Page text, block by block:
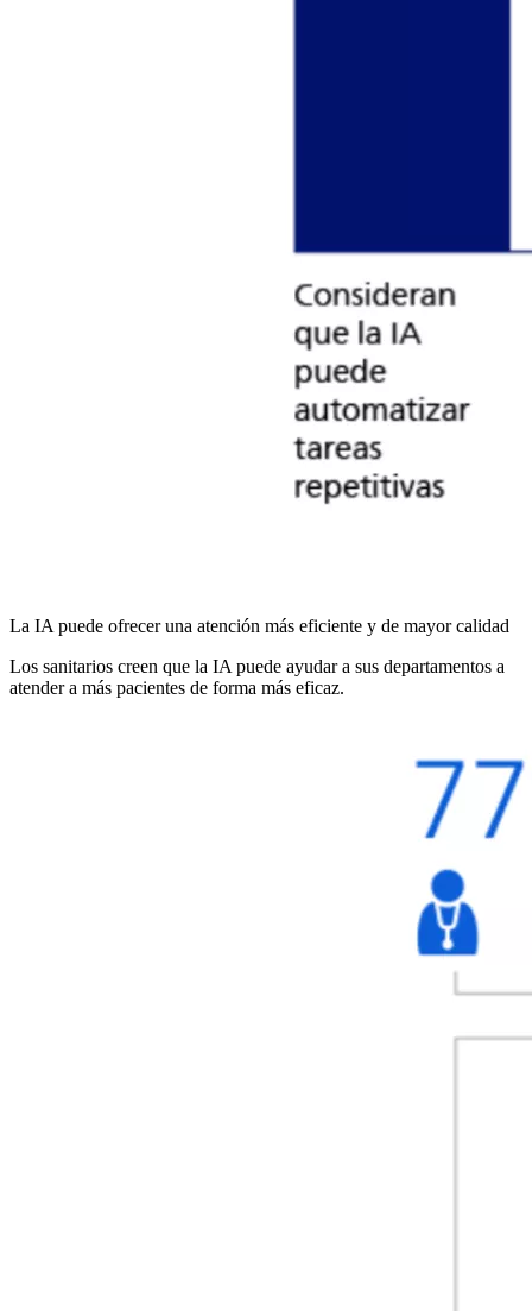
La IA puede ofrecer una atención más eficiente y de mayor calidad
Los sanitarios creen que la IA puede ayudar a sus departamentos a
atender a más pacientes de forma más eficaz.